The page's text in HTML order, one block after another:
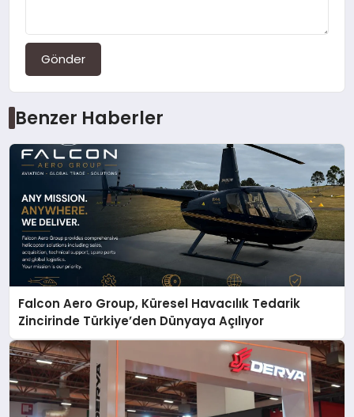
Gönder
Benzer Haberler
Falcon Aero Group, Küresel Havacılık Tedarik
Zincirinde Türkiye’den Dünyaya Açılıyor